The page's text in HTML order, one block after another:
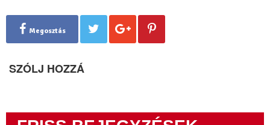
Megosztás
SZÓLJ HOZZÁ